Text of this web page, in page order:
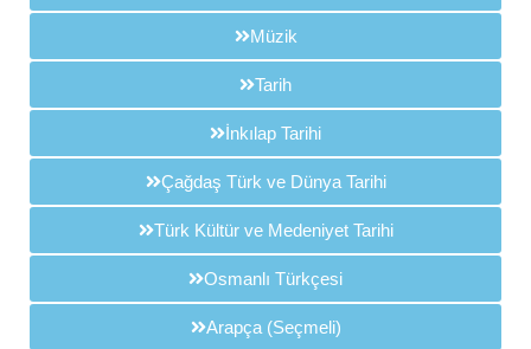
Müzik
Tarih
İnkılap Tarihi
Çağdaş Türk ve Dünya Tarihi
Türk Kültür ve Medeniyet Tarihi
Osmanlı Türkçesi
Arapça (Seçmeli)